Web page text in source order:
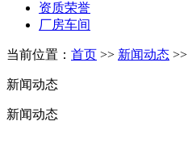
资质荣誉
厂房车间
当前位置： 首页 >> 新闻动态 >>
新闻动态
新闻动态